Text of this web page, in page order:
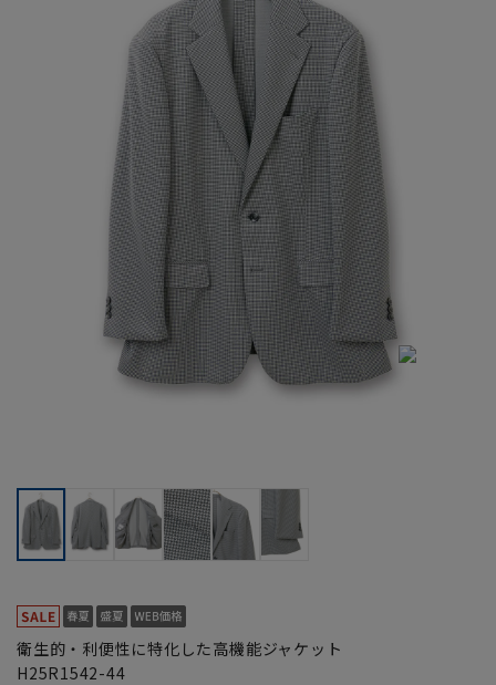
衛生的・利便性に特化した高機能ジャケット
H25R1542-44